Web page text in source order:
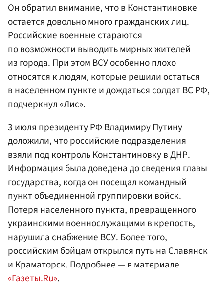
Он обратил внимание, что в Константиновке
остается довольно много гражданских лиц.
Российские военные стараются
по возможности выводить мирных жителей
из города. При этом ВСУ особенно плохо
относятся к людям, которые решили остаться
в населенном пункте и дождаться солдат ВС РФ,
подчеркнул «Лис».
3 июля президенту РФ Владимиру Путину
доложили, что российские подразделения
взяли под контроль Константиновку в ДНР.
Информация была доведена до сведения главы
государства, когда он посещал командный
пункт объединенной группировки войск.
Потеря населенного пункта, превращенного
украинскими военнослужащими в крепость,
нарушила снабжение ВСУ. Более того,
российским бойцам открылся путь на Славянск
и Краматорск. Подробнее — в материале
«Газеты.Ru».